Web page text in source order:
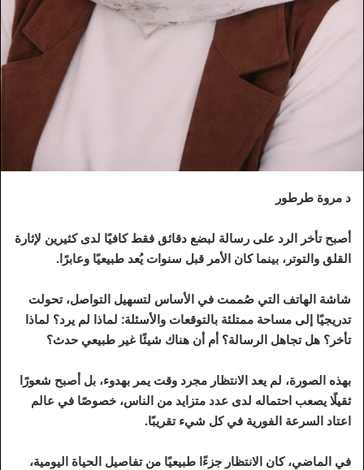
د مروة طرطور
أصبح تأخر الرد على رسالة لبضع دقائق فقط كافيًا لدى كثيرين لإثارة
القلق والتوتر، بينما كان الأمر قبل سنوات يُعد طبيعيًا وعابرًا.
شاشة الهاتف التي صُممت في الأساس لتسهيل التواصل، تحولت
تدريجيًا إلى مساحة ممتلئة بالتوقعات والأسئلة: لماذا لم يرد؟ لماذا
تأخر؟ هل تجاهل الرسالة؟ أم أن هناك شيئًا غير طبيعي حدث؟
بهذه الصورة، لم يعد الانتظار مجرد وقت يمر بهدوء، بل أصبح شعورًا
ثقيلًا يصعب احتماله لدى عدد متزايد من الناس، خصوصًا في عالم
اعتاد السرعة الفورية في كل شيء تقريبًا.
في الماضي، كان الانتظار جزءًا طبيعيًا من تفاصيل الحياة اليومية،